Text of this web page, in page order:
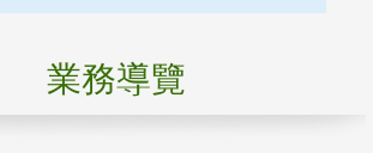
業務導覽